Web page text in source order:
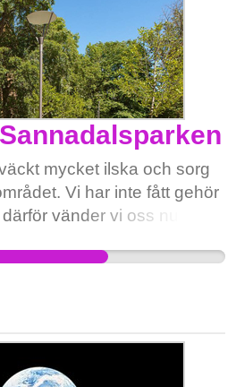
mycket ilska och sorg
Vi har inte fått gehör
vänder vi oss nu till
luften och ger
I kvarteret Ratten var de
del av den kulturhistoriska